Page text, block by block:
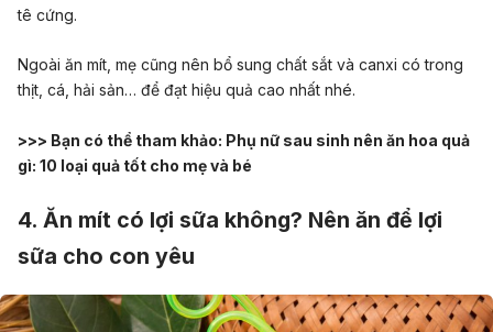
tê cứng.
Ngoài ăn mít, mẹ cũng nên bổ sung chất sắt và canxi có trong
thịt, cá, hải sản… để đạt hiệu quả cao nhất nhé.
>>> Bạn có thể tham khảo: Phụ nữ sau sinh nên ăn hoa quả
gì: 10 loại quả tốt cho mẹ và bé
4. Ăn mít có lợi sữa không? Nên ăn để lợi
sữa cho con yêu